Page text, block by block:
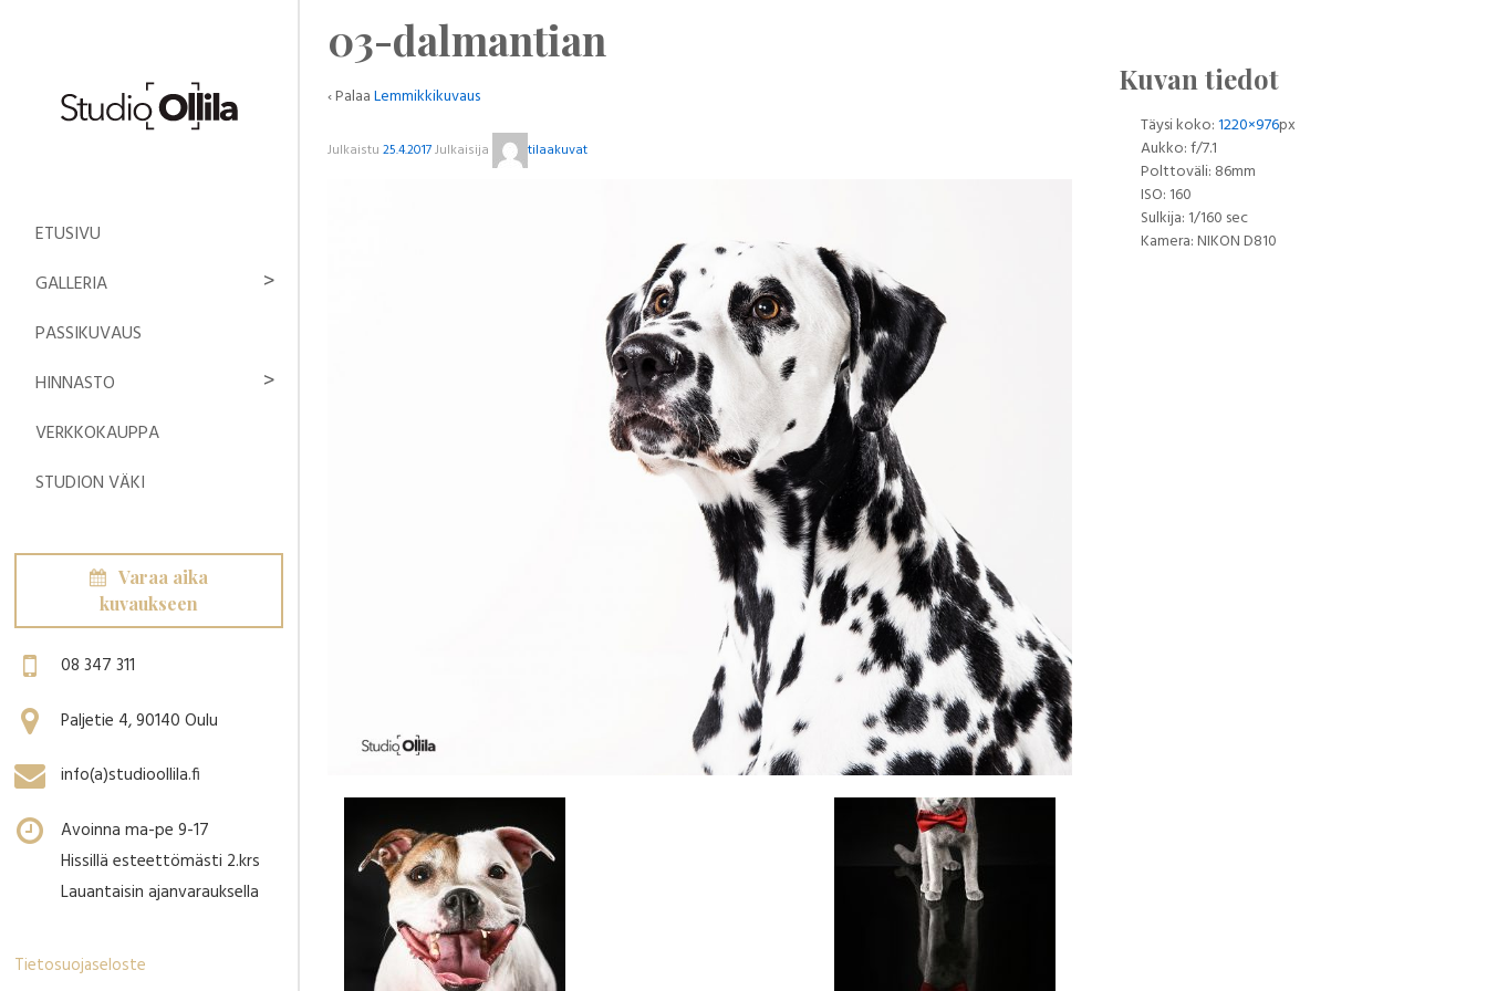
ETUSIVU
GALLERIA
PASSIKUVAUS
HINNASTO
VERKKOKAUPPA
STUDION VÄKI
Varaa aika
kuvaukseen
08 347 311
Paljetie 4, 90140 Oulu
info(a)studioollila.fi
Avoinna ma-pe 9-17
Hissillä esteettömästi 2.krs
Lauantaisin ajanvarauksella
Tietosuojaseloste
03-dalmantian
‹ PalaaLemmikkikuvaus
Julkaistu 25.4.2017Julkaisija tilaakuvat
Kuvan tiedot
Täysi koko:1220×976px
Aukko: f/7.1
Polttoväli: 86mm
ISO: 160
Sulkija: 1/160 sec
Kamera: NIKON D810